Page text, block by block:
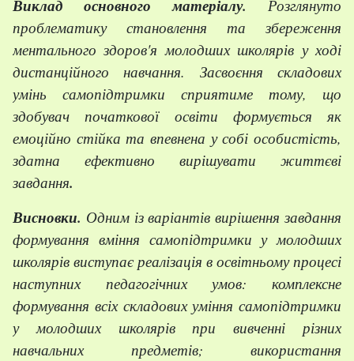
Виклад основного матеріалу. Розглянуто
проблематику становлення та збереження
ментального здоров'я молодших школярів у ході
дистанційного навчання.
Засвоєння складових
умінь самопідтримки сприятиме тому, що
здобувач початкової освіти формується як
емоційно стійка та впевнена у собі особистість,
здатна ефективно вирішувати життєві
завдання.
Висновки. Одним із варіантів вирішення завдання
формування вміння самопідтримки у молодших
школярів виступає реалізація в освітньому процесі
наступних педагогічних умов: комплексне
формування всіх складових уміння самопідтримки
у молодших школярів при вивченні різних
навчальних предметів; використання